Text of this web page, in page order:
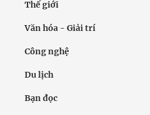
Thế giới
Văn hóa - Giải trí
Công nghệ
Du lịch
Bạn đọc